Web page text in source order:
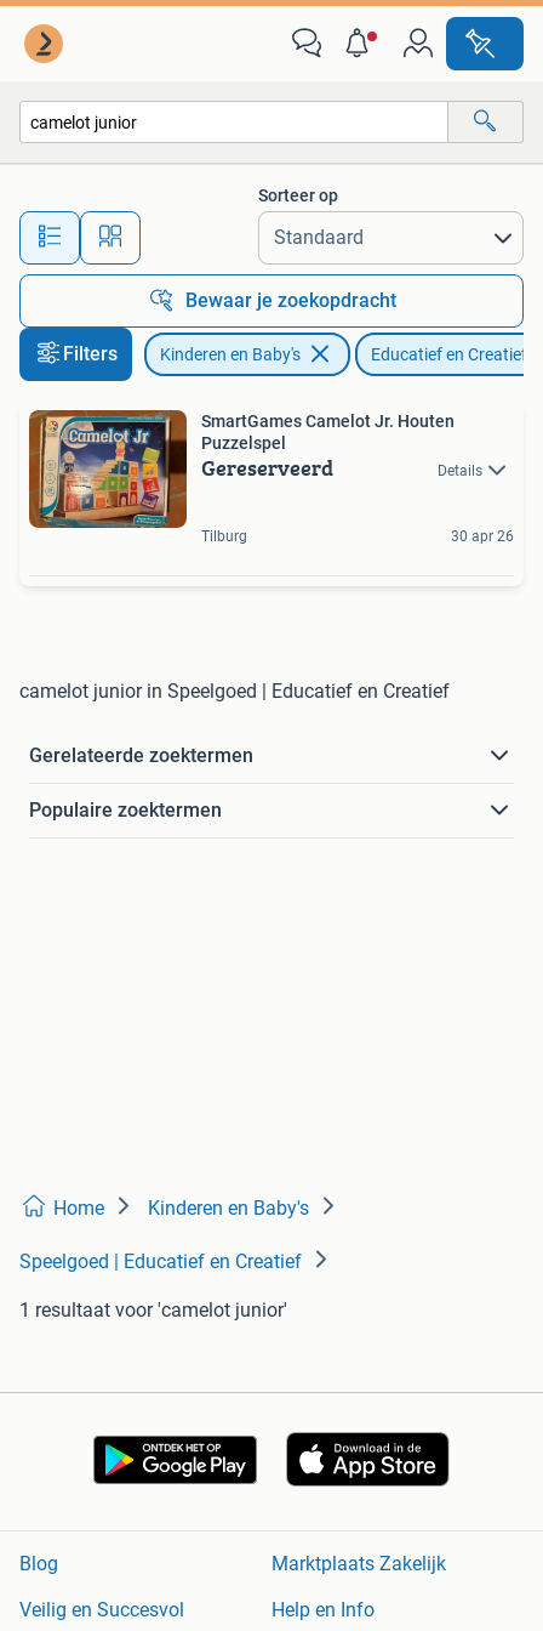
Alle afstanden…
Sorteer op
Bewaar je zoekopdracht
Filters Kinderen en Baby's Educatief en Creatief
SmartGames Camelot Jr. Houten
Puzzelspel
Gereserveerd Details
Tilburg 30 apr 26
camelot junior in Speelgoed | Educatief en Creatief
Gerelateerde zoektermen
Populaire zoektermen
Home Kinderen en Baby's
Speelgoed | Educatief en Creatief
1 resultaat voor 'camelot junior'
Blog
Marktplaats Zakelijk
Veilig en Succesvol
Help en Info